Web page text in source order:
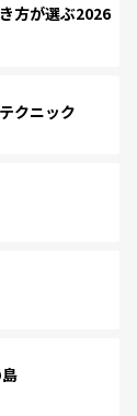
方が選ぶ2026
クニック